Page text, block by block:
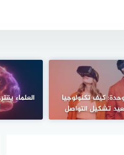
كيف تكنولوجيا
تشكيل التواصل